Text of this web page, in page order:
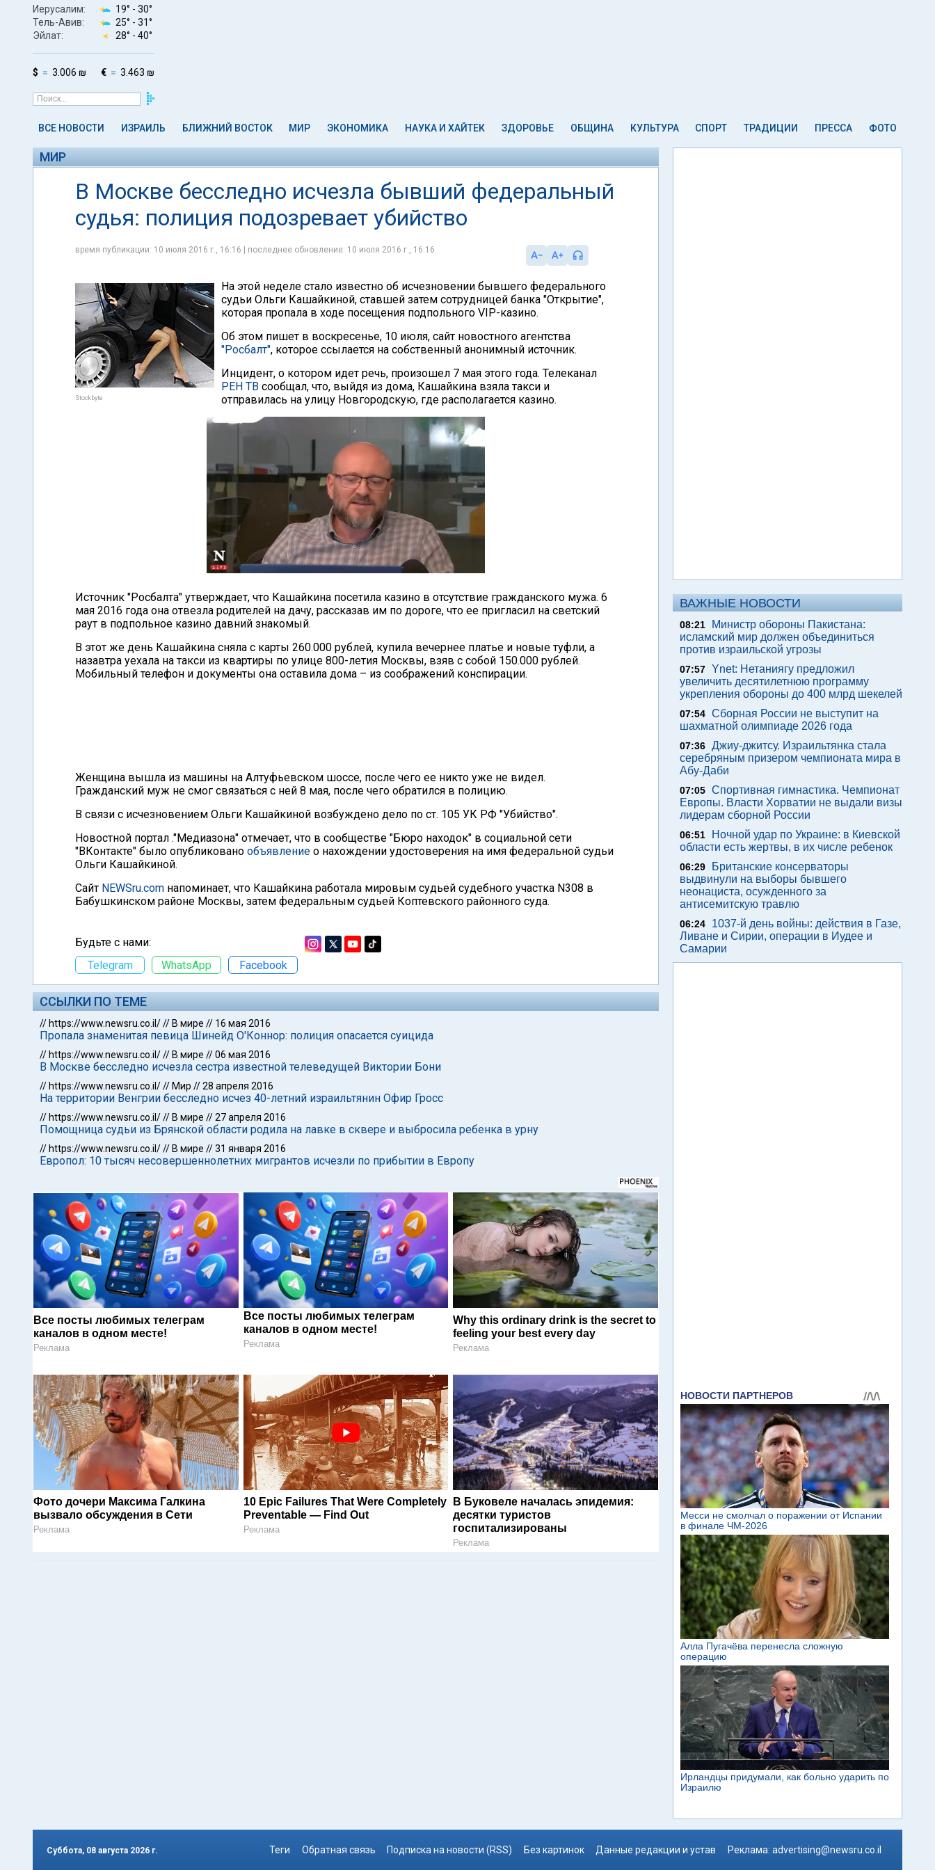
Иерусалим: 19° - 30°
Тель-Авив:
25° - 31°
Эйлат:
28° - 40°
$ 3.006 ₪ € 3.463 ₪
ВСЕ НОВОСТИ ИЗРАИЛЬ БЛИЖНИЙ ВОСТОК МИР ЭКОНОМИКА НАУКА И ХАЙТЕК ЗДОРОВЬЕ ОБЩИНА КУЛЬТУРА СПОРТ ТРАДИЦИИ ПРЕССА ФОТО
МИР
В Москве бесследно исчезла бывший федеральный
судья: полиция подозревает убийство
время публикации: 10 июля 2016 г., 16:16 | последнее обновление: 10 июля 2016 г., 16:16
Stockbyte
На этой неделе стало известно об исчезновении бывшего федерального
судьи Ольги Кашайкиной, ставшей затем сотрудницей банка "Открытие",
которая пропала в ходе посещения подпольного VIP-казино.
Об этом пишет в воскресенье, 10 июля, сайт новостного агентства
"Росбалт", которое ссылается на собственный анонимный источник.
Инцидент, о котором идет речь, произошел 7 мая этого года. Телеканал
РЕН ТВ сообщал, что, выйдя из дома, Кашайкина взяла такси и
отправилась на улицу Новгородскую, где располагается казино.
Источник "Росбалта" утверждает, что Кашайкина посетила казино в отсутствие гражданского мужа. 6
мая 2016 года она отвезла родителей на дачу, рассказав им по дороге, что ее пригласил на светский
раут в подпольное казино давний знакомый.
В этот же день Кашайкина сняла с карты 260.000 рублей, купила вечернее платье и новые туфли, а
назавтра уехала на такси из квартиры по улице 800-летия Москвы, взяв с собой 150.000 рублей.
Мобильный телефон и документы она оставила дома – из соображений конспирации.
Женщина вышла из машины на Алтуфьевском шоссе, после чего ее никто уже не видел.
Гражданский муж не смог связаться с ней 8 мая, после чего обратился в полицию.
В связи с исчезновением Ольги Кашайкиной возбуждено дело по ст. 105 УК РФ "Убийство".
Новостной портал ."Медиазона" отмечает, что в сообществе "Бюро находок" в социальной сети
"ВКонтакте" было опубликовано объявление о нахождении удостоверения на имя федеральной судьи
Ольги Кашайкиной.
Сайт NEWSru.com напоминает, что Кашайкина работала мировым судьей судебного участка N308 в
Бабушкинском районе Москвы, затем федеральным судьей Коптевского районного суда.
Будьте с нами:
Telegram
WhatsApp Facebook
ССЫЛКИ ПО ТЕМЕ
// https://www.newsru.co.il/// В мире // 16 мая 2016
Пропала знаменитая певица Шинейд О'Коннор: полиция опасается суицида
// https://www.newsru.co.il/// В мире //06 мая 2016
В Москве бесследно исчезла сестра известной телеведущей Виктории Бони
// https://www.newsru.co.il/// Мир //28 апреля 2016
На территории Венгрии бесследно исчез 40-летний израильтянин Офир Гросс
// https://www.newsru.co.il/// В мире //27 апреля 2016
Помощница судьи из Брянской области родила на лавке в сквере и выбросила ребенка в урну
// https://www.newsru.co.il/// В мире //31 января 2016
Европол: 10 тысяч несовершеннолетних мигрантов исчезли по прибытии в Европу
Все посты любимых телеграм
каналов в одном месте!
Реклама
Все посты любимых телеграм
каналов в одном месте!
Реклама
Why this ordinary drink is the secret to
feeling your best every day
Реклама
Фото дочери Максима Галкина
вызвало обсуждения в Сети
Реклама
10 Epic Failures That Were Completely
Preventable — Find Out
Реклама
В Буковеле началась эпидемия:
десятки туристов
госпитализированы
Реклама
ВАЖНЫЕ НОВОСТИ
08:21
Министр обороны Пакистана:
исламский мир должен объединиться
против израильской угрозы
07:57 Ynet: Нетаниягу предложил
увеличить десятилетнюю программу
укрепления обороны до 400 млрд шекелей
07:54 Сборная России не выступит на
шахматной олимпиаде 2026 года
07:36 Джиу-джитсу. Израильтянка стала
серебряным призером чемпионата мира в
Абу-Даби
07:05 Спортивная гимнастика. Чемпионат
Европы. Власти Хорватии не выдали визы
лидерам сборной России
06:51
Ночной удар по Украине: в Киевской
области есть жертвы, в их числе ребенок
06:29
Британские консерваторы
выдвинули на выборы бывшего
неонациста, осужденного за
антисемитскую травлю
06:24
1037-й день войны: действия в Газе,
Ливане и Сирии, операции в Иудее и
Самарии
Суббота, 08 августа 2026 г. Теги Обратная связь Подписка на новости (RSS) Без картинок Данные редакции и устав Реклама: advertising@newsru.co.il